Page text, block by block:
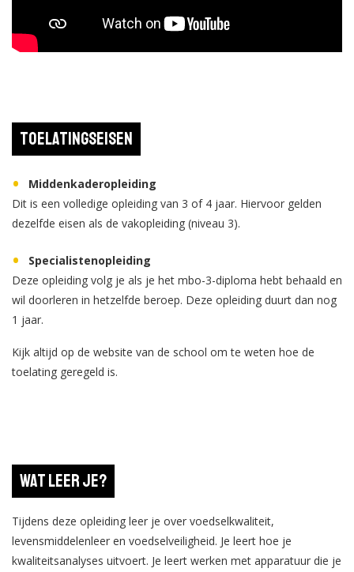
Toelatingseisen
Middenkaderopleiding
Dit is een volledige opleiding van 3 of 4 jaar. Hiervoor gelden
dezelfde eisen als de vakopleiding (niveau 3).
Specialistenopleiding
Deze opleiding volg je als je het mbo-3-diploma hebt behaald en
wil doorleren in hetzelfde beroep. Deze opleiding duurt dan nog
1 jaar.
Kijk altijd op de website van de school om te weten hoe de
toelating geregeld is.
Wat leer je?
Tijdens deze opleiding leer je over voedselkwaliteit,
levensmiddelenleer en voedselveiligheid. Je leert hoe je
kwaliteitsanalyses uitvoert. Je leert werken met apparatuur die je